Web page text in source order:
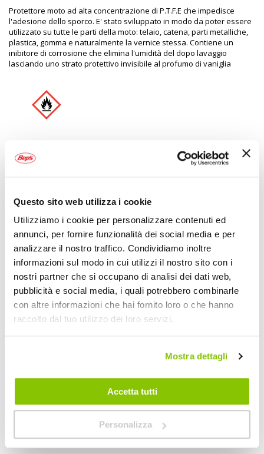
Questo sito web utilizza i cookie
Utilizziamo i cookie per personalizzare contenuti ed
annunci, per fornire funzionalità dei social media e per
analizzare il nostro traffico. Condividiamo inoltre
informazioni sul modo in cui utilizzi il nostro sito con i
nostri partner che si occupano di analisi dei dati web,
pubblicità e social media, i quali potrebbero combinarle
con altre informazioni che hai fornito loro o che hanno
raccolto dal tuo utilizzo dei loro servizi.
Mostra dettagli
Accetta tutti
Personalizza
Protettore moto ad alta concentrazione di P.T.F.E che impedisce
l'adesione dello sporco. E' stato sviluppato in modo da poter essere
utilizzato su tutte le parti della moto: telaio, catena, parti metalliche,
plastica, gomma e naturalmente la vernice stessa. Contiene un
inibitore di corrosione che elimina l'umidità del dopo lavaggio
lasciando uno strato protettivo invisibile al profumo di vaniglia
Pericolo
Aerosol altamente infiammabile.
Contenitore pressurizzato: può esplodere se riscaldato.
MUC OFF MOTORCYCLE PROTECTANT.MP4
Specifiche tecniche
Maggiori
1455225
5037835608007
MUC-OFF